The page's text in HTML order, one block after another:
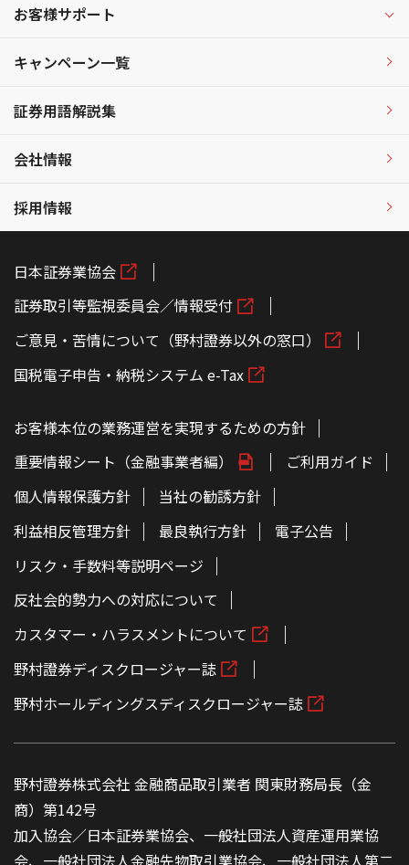
お客様サポート
キャンペーン一覧
証券用語解説集
会社情報
採用情報
日本証券業協会
証券取引等監視委員会／情報受付
ご意見・苦情について（野村證券以外の窓口）
国税電子申告・納税システム e-Tax
お客様本位の業務運営を実現するための方針
重要情報シート（金融事業者編）
ご利用ガイド
個人情報保護方針
当社の勧誘方針
利益相反管理方針
最良執行方針
電子公告
リスク・手数料等説明ページ
反社会的勢力への対応について
カスタマー・ハラスメントについて
野村證券ディスクロージャー誌
野村ホールディングスディスクロージャー誌
野村證券株式会社 金融商品取引業者 関東財務局長（金
商）第142号
加入協会／日本証券業協会、一般社団法人資産運用業協